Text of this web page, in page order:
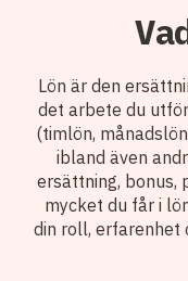
Lön är den
det arbete du
(timlön,
ibland även
ersättning, bonus,
mycket du får i
din roll, erfarenhet